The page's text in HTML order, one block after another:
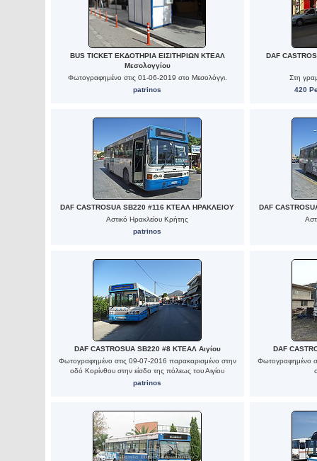
BUS TICKET ΕΚΔΟΤΗΡΙΑ ΕΙΣΙΤΗΡΙΩΝ ΚΤΕΑΛ
Μεσολογγίου
Φωτογραφημένο στις 01-06-2019 στο Μεσολόγγι.
patrinos
DAF
Στη
420
DAF CASTROSUA SB220 #116 ΚΤΕΑΛ ΗΡΑΚΛΕΙΟΥ
Αστικό Ηρακλείου Κρήτης
patrinos
DAF
DAF CASTROSUA SB220 #8 ΚΤΕΑΛ Αιγίου
Φωτογραφημένο στις 09-07-2016 παρακαρισμένο στην
οδό Κορίνθου στην είσδο της πόλεως του Αιγίου
patrinos
DAF
Φωτογραφημένο